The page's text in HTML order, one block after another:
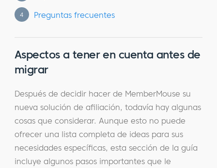
4 Preguntas frecuentes
Aspectos a tener en cuenta antes de
migrar
Después de decidir hacer de MemberMouse su
nueva solución de afiliación, todavía hay algunas
cosas que considerar. Aunque esto no puede
ofrecer una lista completa de ideas para sus
necesidades específicas, esta sección de la guía
incluye algunos pasos importantes que le